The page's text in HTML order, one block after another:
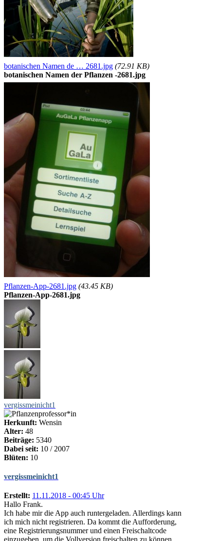
botanischen Namen de … 2681.jpg (72.91 KB)
botanischen Namen der Pflanzen -2681.jpg
Pflanzen-App-2681.jpg (43.45 KB)
Pflanzen-App-2681.jpg
vergissmeinicht1
Herkunft: Wensin
Alter: 48
Beiträge: 5340
Dabei seit: 10 / 2007
Blüten: 10
vergissmeinicht1
Erstellt: 11.11.2018 - 00:45 Uhr
Hallo Frank.
Ich habe mir die App auch runtergeladen. Allerdings kann
ich mich nicht registrieren. Da kommt die Aufforderung,
eine Registrierungsnummer und einen Freischaltcode